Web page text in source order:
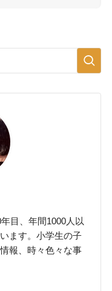
目、年間1000人以
ます。小学生の子
報、時々色々な事